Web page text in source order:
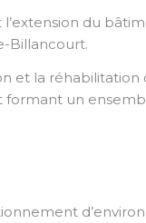
du
Billancourt.
et la réhabilitation
formant un